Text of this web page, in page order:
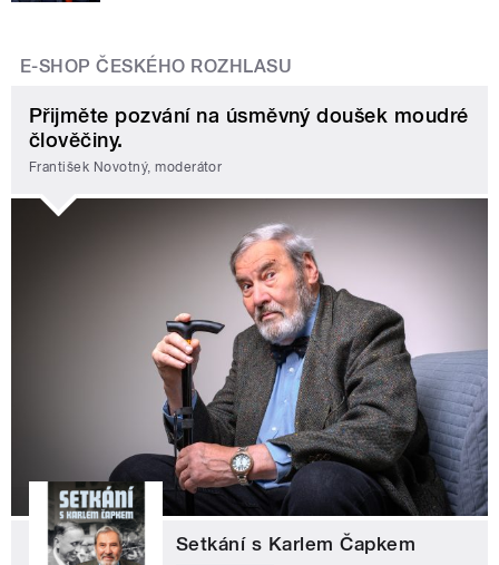
E-SHOP ČESKÉHO ROZHLASU
Přijměte pozvání na úsměvný doušek moudré
člověčiny.
František Novotný, moderátor
Setkání s Karlem Čapkem